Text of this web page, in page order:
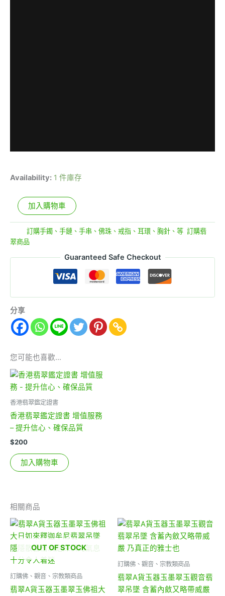
Availability: 1 件庫存
加入購物車
訂購手鐲、手鏈、手串、佛珠、戒指、耳環、胸針、等 訂購翡
翠商品
Guaranteed Safe Checkout
分享
您可能也喜歡…
香港翡翠鑑定證書
香港翡翠鑑定證書 增值服務
– 提升信心、確保品質
$200
加入購物車
相關商品
OUT OF STOCK
訂購佛、觀音、宗教類商品
翡翠A貨玉器玉墨翠玉佛祖大
訂購佛、觀音、宗教類商品
翡翠A貨玉器玉墨翠玉觀音翡
翠吊墜 含蓄內斂又略帶威嚴